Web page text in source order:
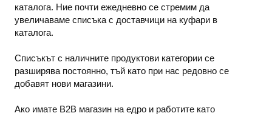
каталога. Ние почти ежедневно се стремим да
увеличаваме списъка с доставчици на куфари в
каталога.
Списъкът с наличните продуктови категории се
разширява постоянно, тъй като при нас редовно се
добавят нови магазини.
Ако имате B2B магазин на едро и работите като